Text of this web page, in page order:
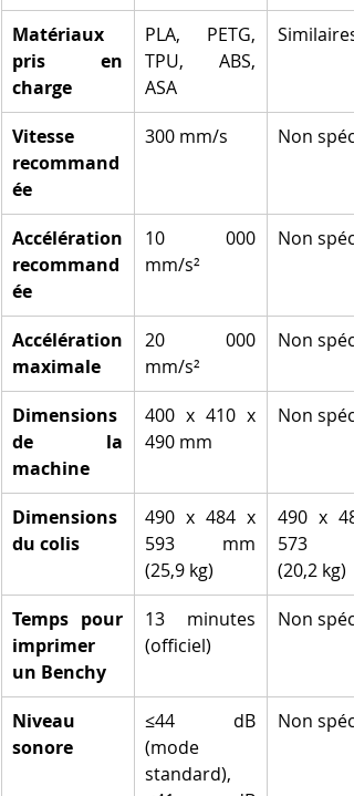
Matériaux
pris en
charge
PLA, PETG,
TPU, ABS,
ASA
Similaires
Vitesse
recommand
ée
300 mm/s Non
Accélération
recommand
ée
10 000
mm/s²
Non
Accélération
maximale
20 000
mm/s²
Non
Dimensions
de la
machine
400 x 410 x
490 mm
Non
Dimensions
du colis
490 x 484 x
593 mm
(25,9 kg)
490 x
573
(20,2 kg)
Temps pour
imprimer
un Benchy
13 minutes
(officiel)
Non
Niveau
sonore
≤44 dB
(mode
standard),
Non